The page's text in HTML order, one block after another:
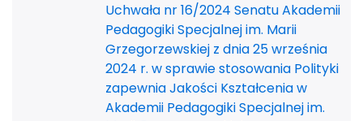
Uchwała nr 16/2024 Senatu Akademii
Pedagogiki Specjalnej im. Marii
Grzegorzewskiej z dnia 25 września
2024 r. w sprawie stosowania Polityki
zapewnia Jakości Kształcenia w
Akademii Pedagogiki Specjalnej im.